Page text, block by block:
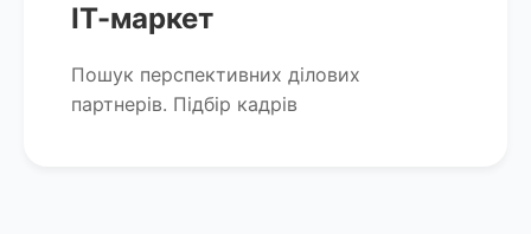
ІТ-маркет
Пошук перспективних ділових
партнерів. Підбір кадрів